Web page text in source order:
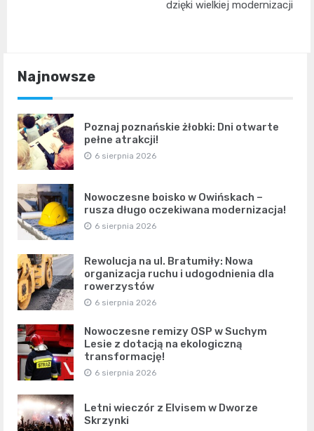
dzięki wielkiej modernizacji
Najnowsze
Poznaj poznańskie żłobki: Dni otwarte
pełne atrakcji!
6 sierpnia 2026
Nowoczesne boisko w Owińskach –
rusza długo oczekiwana modernizacja!
6 sierpnia 2026
Rewolucja na ul. Bratumiły: Nowa
organizacja ruchu i udogodnienia dla
rowerzystów
6 sierpnia 2026
Nowoczesne remizy OSP w Suchym
Lesie z dotacją na ekologiczną
transformację!
6 sierpnia 2026
Letni wieczór z Elvisem w Dworze
Skrzynki